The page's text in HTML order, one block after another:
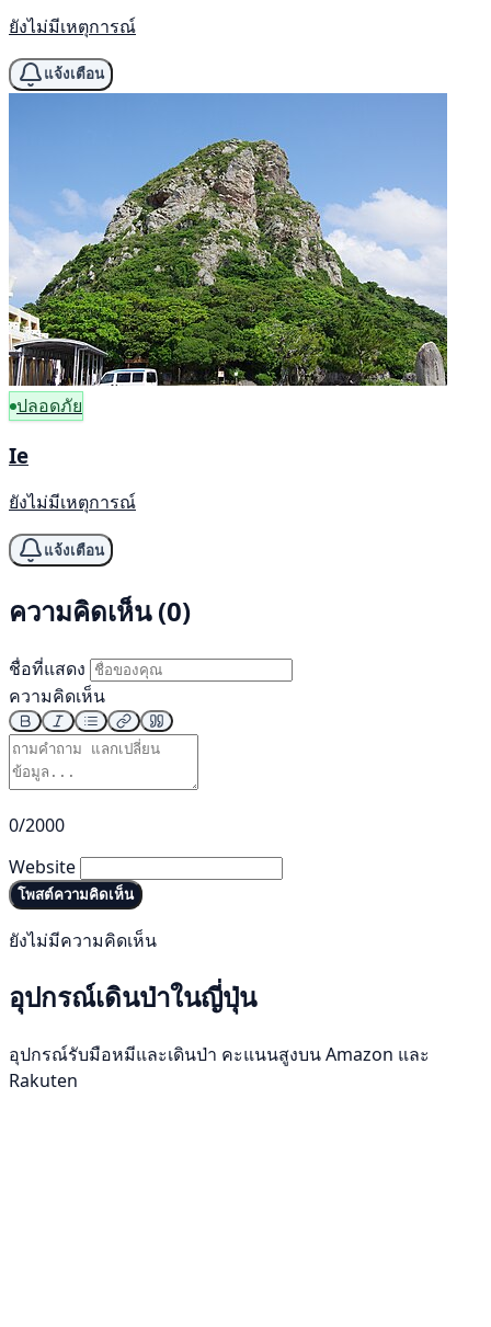
ยังไม่มีเหตุการณ์
แจ้งเตือน
ปลอดภัย
Ie
ยังไม่มีเหตุการณ์
แจ้งเตือน
ความคิดเห็น (0)
ชื่อที่แสดง
ความคิดเห็น
0/2000
Website
โพสต์ความคิดเห็น
ยังไม่มีความคิดเห็น
อุปกรณ์เดินป่าในญี่ปุ่น
อุปกรณ์รับมือหมีและเดินป่า คะแนนสูงบน Amazon และ
Rakuten